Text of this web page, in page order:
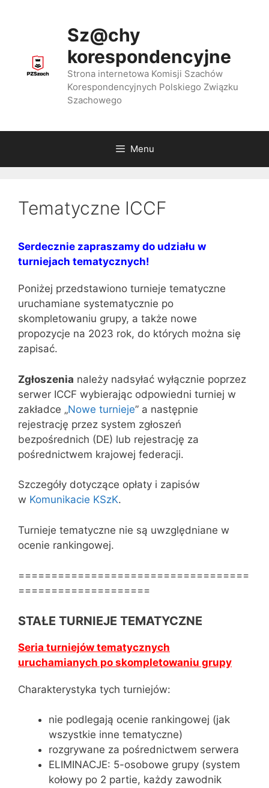
Sz@chy
korespondencyjne
Strona internetowa Komisji Szachów
Korespondencyjnych Polskiego Związku
Szachowego
Menu
Tematyczne ICCF
Serdecznie zapraszamy do udziału w
turniejach tematycznych!
Poniżej przedstawiono turnieje tematyczne
uruchamiane systematycznie po
skompletowaniu grupy, a także nowe
propozycje na 2023 rok, do których można się
zapisać.
Zgłoszenia należy nadsyłać wyłącznie poprzez
serwer ICCF wybierając odpowiedni turniej w
zakładce „Nowe turnieje” a następnie
rejestrację przez system zgłoszeń
bezpośrednich (DE) lub rejestrację za
pośrednictwem krajowej federacji.
Szczegóły dotyczące opłaty i zapisów
w Komunikacie KSzK.
Turnieje tematyczne nie są uwzględniane w
ocenie rankingowej.
===================================
====================
STAŁE TURNIEJE TEMATYCZNE
Seria turniejów tematycznych
uruchamianych po skompletowaniu grupy
Charakterystyka tych turniejów:
nie podlegają ocenie rankingowej (jak
wszystkie inne tematyczne)
rozgrywane za pośrednictwem serwera
ELIMINACJE: 5-osobowe grupy (system
kołowy po 2 partie, każdy zawodnik